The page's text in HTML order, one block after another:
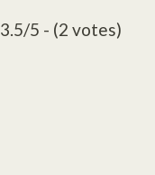
3.5/5 - (2 votes)